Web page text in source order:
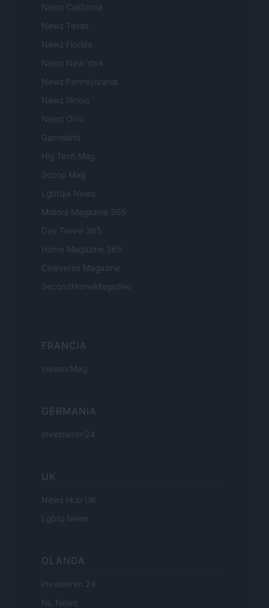
Newz California
Newz Texas
Newz Florida
Newz New York
Newz Pennsylvania
Newz Illinois
Newz Ohio
Gameland
Hig Tech Mag
Scoop Mag
Lgbtqia News
Motors Magazine 365
Day Travel 365
Home Magazine 365
Cineverse Magazine
SecondHomeMagazine
FRANCIA
InvestirMag
GERMANIA
Investieren24
UK
News Hub UK
Lgbtq News
OLANDA
Investeren 24
NL Newz